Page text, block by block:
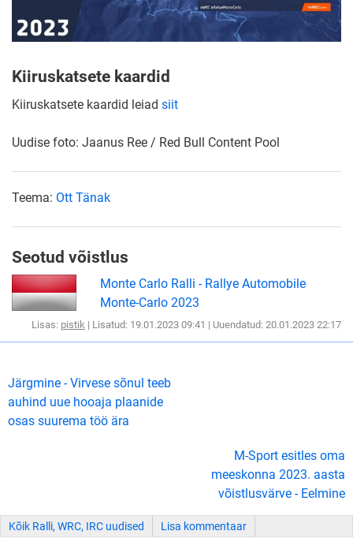
Kiiruskatsete kaardid
Kiiruskatsete kaardid leiad siit
Uudise foto: Jaanus Ree / Red Bull Content Pool
Teema: Ott Tänak
Seotud võistlus
Monte Carlo Ralli - Rallye Automobile
Monte-Carlo 2023
Lisas: pistik | Lisatud: 19.01.2023 09:41 | Uuendatud: 20.01.2023 22:17
Järgmine - Virvese sõnul teeb
auhind uue hooaja plaanide
osas suurema töö ära
M-Sport esitles oma
meeskonna 2023. aasta
võistlusvärve - Eelmine
Kõik Ralli, WRC, IRC uudised Lisa kommentaar